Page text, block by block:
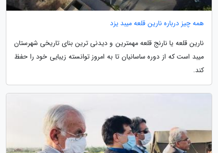
همه چیز درباره نارین قلعه میبد یزد
نارین قلعه یا نارنج قلعه مهمترین و دیدنی ترین بناى تاریخى شهرستان
میبد است که از دوره ساسانیان تا به امروز توانسته زیبایی خود را حفظ
کند.